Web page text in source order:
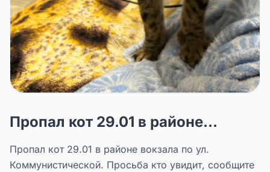
Пропал кот 29.01 в районе...
Пропал кот 29.01 в районе вокзала по ул.
Коммунистической. Просьба кто увидит, сообщите